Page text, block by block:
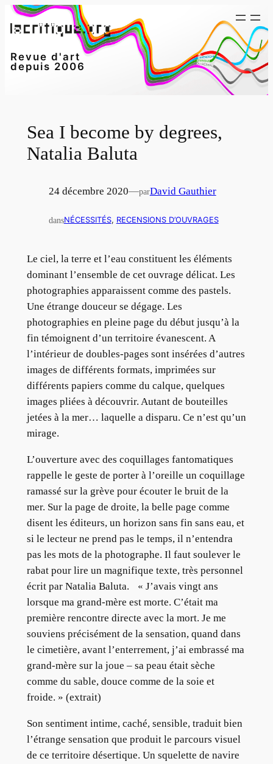
Aller
au
Revue d'art
depuis 2006
Sea I become by degrees,
Natalia Baluta
24 décembre 2020—parDavid Gauthier
dansNÉCESSITÉS, RECENSIONS D’OUVRAGES
Le ciel, la terre et l’eau constituent les éléments
dominant l’ensemble de cet ouvrage délicat. Les
photographies apparaissent comme des pastels.
Une étrange douceur se dégage. Les
photographies en pleine page du début jusqu’à la
fin témoignent d’un territoire évanescent. A
l’intérieur de doubles-pages sont insérées d’autres
images de différents formats, imprimées sur
différents papiers comme du calque, quelques
images pliées à découvrir. Autant de bouteilles
jetées à la mer… laquelle a disparu. Ce n’est qu’un
mirage.
L’ouverture avec des coquillages fantomatiques
rappelle le geste de porter à l’oreille un coquillage
ramassé sur la grève pour écouter le bruit de la
mer. Sur la page de droite, la belle page comme
disent les éditeurs, un horizon sans fin sans eau, et
si le lecteur ne prend pas le temps, il n’entendra
pas les mots de la photographe. Il faut soulever le
rabat pour lire un magnifique texte, très personnel
écrit par Natalia Baluta. « J’avais vingt ans
lorsque ma grand-mère est morte. C’était ma
première rencontre directe avec la mort. Je me
souviens précisément de la sensation, quand dans
le cimetière, avant l’enterrement, j’ai embrassé ma
grand-mère sur la joue – sa peau était sèche
comme du sable, douce comme de la soie et
froide. » (extrait)
Son sentiment intime, caché, sensible, traduit bien
l’étrange sensation que produit le parcours visuel
de ce territoire désertique. Un squelette de navire